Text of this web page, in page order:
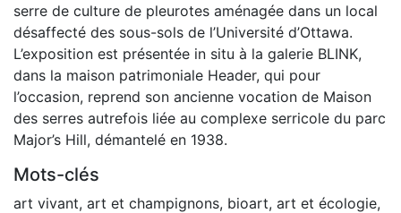
serre de culture de pleurotes aménagée dans un local
désaffecté des sous-sols de l’Université d’Ottawa.
L’exposition est présentée in situ à la galerie BLINK,
dans la maison patrimoniale Header, qui pour
l’occasion, reprend son ancienne vocation de Maison
des serres autrefois liée au complexe serricole du parc
Major’s Hill, démantelé en 1938.
Mots-clés
art vivant, art et champignons, bioart, art et écologie,